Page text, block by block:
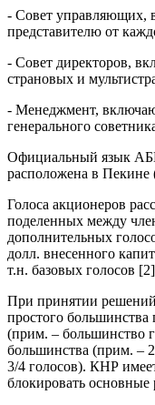
- Совет
представителю от
- Совет директоров,
страновых и
- Менеджмент,
генерального
Официальный язык
расположена в
Голоса акционеров
поделенных между
дополнительных
долл. внесенного
т.н. базовых голосов
При принятии
простого большинства
(прим. – большинство
большинства (прим. –
3/4 голосов). КНР
блокировать